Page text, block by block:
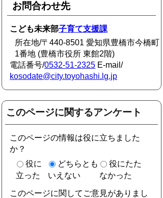
お問合わせ先
こども未来部子育て支援課
所在地/〒440-8501 愛知県豊橋市今橋町
1番地 (豊橋市役所 東館2階)
電話番号/0532-51-2325 E-mail/
kosodate@city.toyohashi.lg.jp
このページに関するアンケート
このページの情報は役に立ちました
か？
役に
立った
どちらとも
いえない
役にたた
なかった
このページに関してご意見がありまし